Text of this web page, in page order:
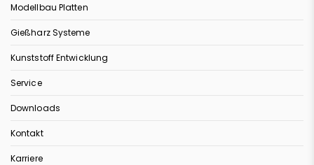
Modellbau Platten
Gießharz Systeme
Kunststoff Entwicklung
Service
Downloads
Kontakt
Karriere